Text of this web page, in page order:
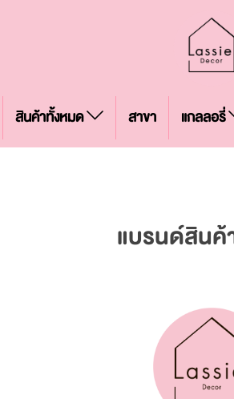
สินค้าทั้งหมด สาขา แกลลอรี่
แบรนด์สินค้